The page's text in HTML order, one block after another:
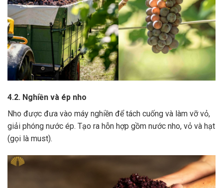
4.2. Nghiền và ép nho
Nho được đưa vào máy nghiền để tách cuống và làm vỡ vỏ,
giải phóng nước ép. Tạo ra hỗn hợp gồm nước nho, vỏ và hạt
(gọi là must).